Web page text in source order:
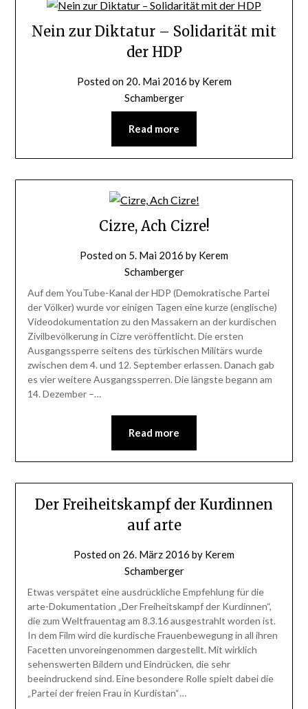
Nein zur Diktatur – Solidarität mit
der HDP
Posted on 20. Mai 2016 by Kerem
Schamberger
Read more
Cizre, Ach Cizre!
Posted on 5. Mai 2016 by Kerem
Schamberger
Auf dem YouTube-Kanal der HDP (Demokratische Partei
der Völker) wurde vor einigen Tagen eine kurze (englische)
Videodokumentation zu den Massakern an der kurdischen
Zivilbevölkerung in Cizre veröffentlicht. Die ersten
Ausgangssperre seitens des türkischen Militärs wurde
zwischen dem 4. und 12. September erlassen. Danach gab
es vier weitere Ausgangssperren. Die längste begann am
14. Dezember –…
Read more
Der Freiheitskampf der Kurdinnen
auf arte
Posted on 26. März 2016 by Kerem
Schamberger
Etwas verspätet eine ausdrückliche Empfehlung für die
arte-Dokumentation „Der Freiheitskampf der Kurdinnen“,
die zum Weltfrauentag am 8.3.16 ausgestrahlt worden ist.
In dem Film wird die kurdische Frauenbewegung in all ihren
Facetten unvoreingenommen dargestellt. Mit wirklich
sehenswerten Bildern und Eindrücken, die sehr
beeindruckend sind. Eine besondere Rolle spielt dabei die
„Partei der freien Frau in Kurdistan“…